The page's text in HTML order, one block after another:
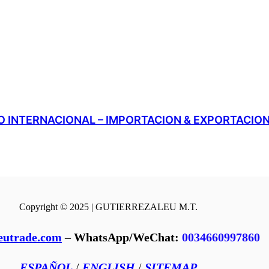
INTERNACIONAL – IMPORTACION &
Copyright © 2025 | GUTIERREZALEU M.T.
–WhatsApp/WeChat: 0034660997860